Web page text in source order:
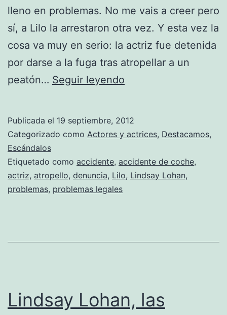
lleno en problemas. No me vais a creer pero
sí, a Lilo la arrestaron otra vez. Y esta vez la
cosa va muy en serio: la actriz fue detenida
por darse a la fuga tras atropellar a un
peatón… Seguir leyendo
su
Cayenne,
peligro
Publicada el 19 septiembre, 2012
Categorizado como Actores y actrices, Destacamos,
Escándalos
Etiquetado como accidente, accidente de coche,
actriz, atropello, denuncia, Lilo, Lindsay Lohan,
problemas, problemas legales
Lindsay Lohan, las